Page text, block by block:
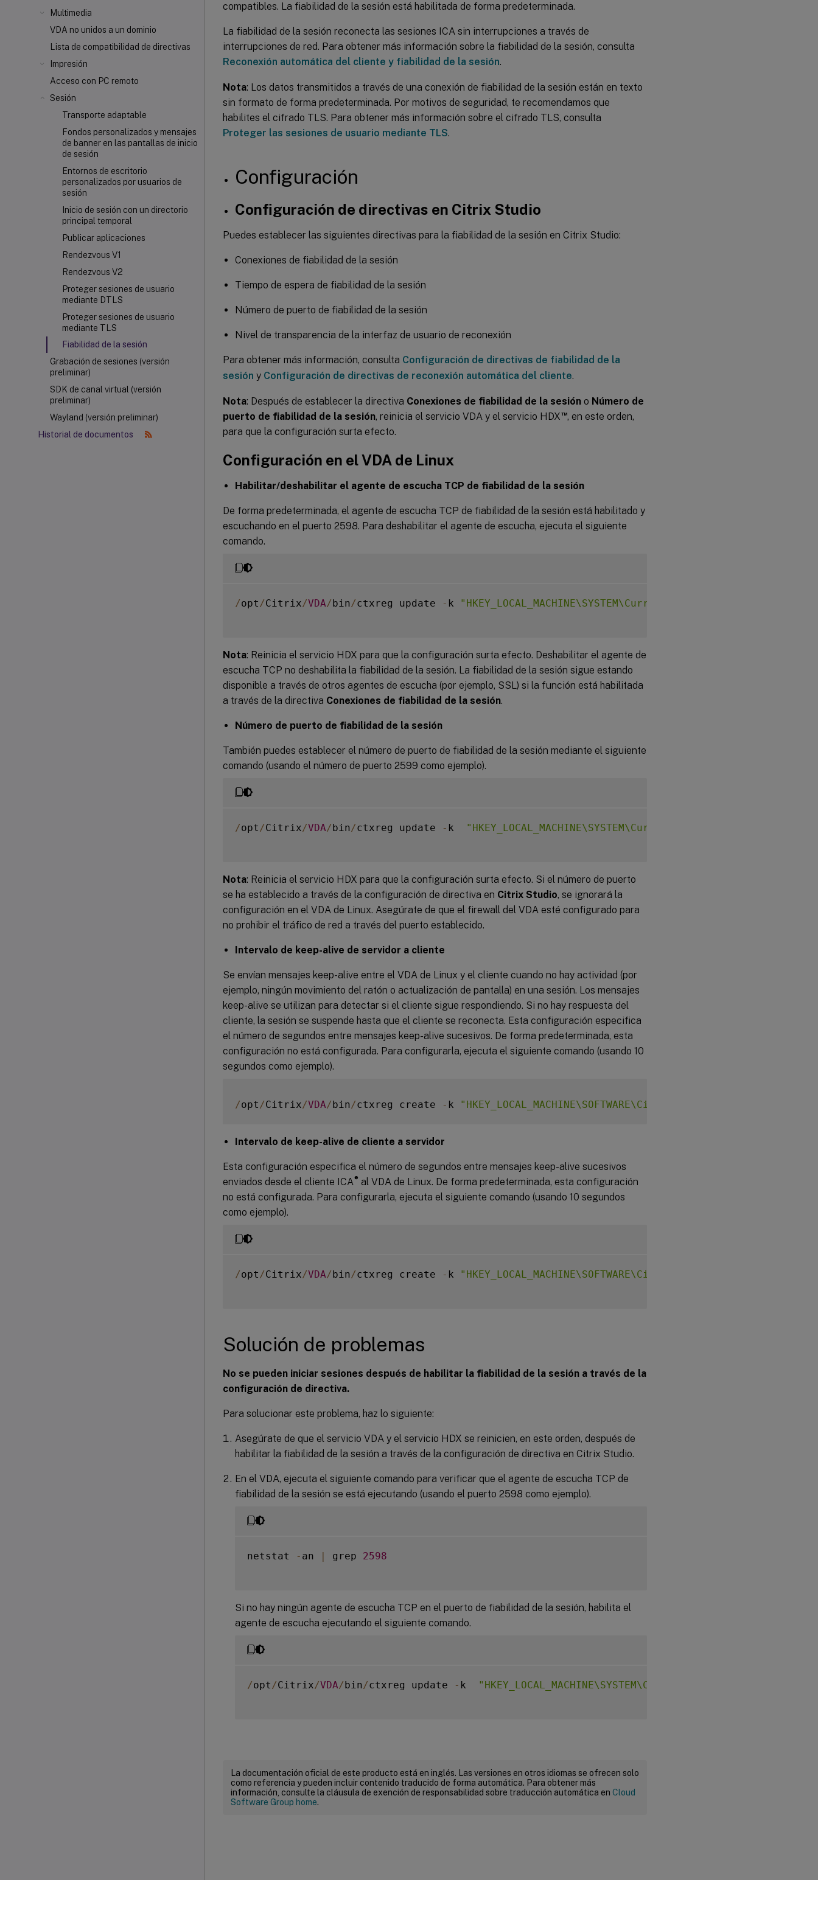
Multimedia
VDA no unidos a un dominio
Lista de compatibilidad de directivas
Impresión
Acceso con PC remoto
Sesión
Transporte adaptable
Fondos personalizados y mensajes
de banner en las pantallas de inicio
de sesión
Entornos de escritorio
personalizados por usuarios de
sesión
Inicio de sesión con un directorio
principal temporal
Publicar aplicaciones
Rendezvous V1
Rendezvous V2
Proteger sesiones de usuario
mediante DTLS
Proteger sesiones de usuario
mediante TLS
Fiabilidad de la sesión
Grabación de sesiones (versión
preliminar)
SDK de canal virtual (versión
preliminar)
Wayland (versión preliminar)
Historial de documentos
compatibles. La fiabilidad de la sesión está habilitada de forma predeterminada.
La fiabilidad de la sesión reconecta las sesiones ICA sin interrupciones a través de
interrupciones de red. Para obtener más información sobre la fiabilidad de la sesión, consulta
Reconexión automática del cliente y fiabilidad de la sesión.
Nota: Los datos transmitidos a través de una conexión de fiabilidad de la sesión están en texto
sin formato de forma predeterminada. Por motivos de seguridad, te recomendamos que
habilites el cifrado TLS. Para obtener más información sobre el cifrado TLS, consulta
Proteger las sesiones de usuario mediante TLS.
Configuración
Configuración de directivas en Citrix Studio
Puedes establecer las siguientes directivas para la fiabilidad de la sesión en Citrix Studio:
Conexiones de fiabilidad de la sesión
Tiempo de espera de fiabilidad de la sesión
Número de puerto de fiabilidad de la sesión
Nivel de transparencia de la interfaz de usuario de reconexión
Para obtener más información, consulta Configuración de directivas de fiabilidad de la
sesión y Configuración de directivas de reconexión automática del cliente.
Nota: Después de establecer la directiva Conexiones de fiabilidad de la sesión o Número de
puerto de fiabilidad de la sesión, reinicia el servicio VDA y el servicio HDX™, en este orden,
para que la configuración surta efecto.
Configuración en el VDA de Linux
Habilitar/deshabilitar el agente de escucha TCP de fiabilidad de la sesión
De forma predeterminada, el agente de escucha TCP de fiabilidad de la sesión está habilitado y
escuchando en el puerto 2598. Para deshabilitar el agente de escucha, ejecuta el siguiente
comando.
/opt /Citrix/VDA/bin/ctxreg update - k
Nota: Reinicia el servicio HDX para que la configuración surta efecto. Deshabilitar el agente de
escucha TCP no deshabilita la fiabilidad de la sesión. La fiabilidad de la sesión sigue estando
disponible a través de otros agentes de escucha (por ejemplo, SSL) si la función está habilitada
a través de la directiva Conexiones de fiabilidad de la sesión.
Número de puerto de fiabilidad de la sesión
También puedes establecer el número de puerto de fiabilidad de la sesión mediante el siguiente
comando (usando el número de puerto 2599 como ejemplo).
/opt /Citrix/VDA/bin/ctxreg update - k
Nota: Reinicia el servicio HDX para que la configuración surta efecto. Si el número de puerto
se ha establecido a través de la configuración de directiva en Citrix Studio, se ignorará la
configuración en el VDA de Linux. Asegúrate de que el firewall del VDA esté configurado para
no prohibir el tráfico de red a través del puerto establecido.
Intervalo de keep-alive de servidor a cliente
Se envían mensajes keep-alive entre el VDA de Linux y el cliente cuando no hay actividad (por
ejemplo, ningún movimiento del ratón o actualización de pantalla) en una sesión. Los mensajes
keep-alive se utilizan para detectar si el cliente sigue respondiendo. Si no hay respuesta del
cliente, la sesión se suspende hasta que el cliente se reconecta. Esta configuración especifica
el número de segundos entre mensajes keep-alive sucesivos. De forma predeterminada, esta
configuración no está configurada. Para configurarla, ejecuta el siguiente comando (usando 10
segundos como ejemplo).
/opt /Citrix/VDA/bin/ctxreg create - k "HKEY_LOCAL_MACHINE\SOFTWARE\Citrix\XTEConfig"
Intervalo de keep-alive de cliente a servidor
Esta configuración especifica el número de segundos entre mensajes keep-alive sucesivos
enviados desde el cliente ICA® al VDA de Linux. De forma predeterminada, esta configuración
no está configurada. Para configurarla, ejecuta el siguiente comando (usando 10 segundos
como ejemplo).
/opt /Citrix/VDA/bin/ctxreg create - k "HKEY_LOCAL_MACHINE\SOFTWARE\Citrix\XTEConfig"
Solución de problemas
No se pueden iniciar sesiones después de habilitar la fiabilidad de la sesión a través de la
configuración de directiva.
Para solucionar este problema, haz lo siguiente:
Asegúrate de que el servicio VDA y el servicio HDX se reinicien, en este orden, después de
habilitar la fiabilidad de la sesión a través de la configuración de directiva en Citrix Studio.
En el VDA, ejecuta el siguiente comando para verificar que el agente de escucha TCP de
fiabilidad de la sesión se está ejecutando (usando el puerto 2598 como ejemplo).
netstat - an | grep 2598
Si no hay ningún agente de escucha TCP en el puerto de fiabilidad de la sesión, habilita el
agente de escucha ejecutando el siguiente comando.
/opt /Citrix/VDA/bin/ctxreg update - k
La documentación oficial de este producto está en inglés. Las versiones en otros idiomas se ofrecen solo
como referencia y pueden incluir contenido traducido de forma automática. Para obtener más
información, consulte la cláusula de exención de responsabilidad sobre traducción automática en Cloud
Software Group home.